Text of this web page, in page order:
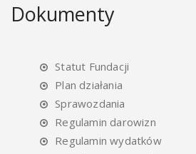
Dokumenty
Statut Fundacji
Plan działania
Sprawozdania
Regulamin darowizn
Regulamin wydatków